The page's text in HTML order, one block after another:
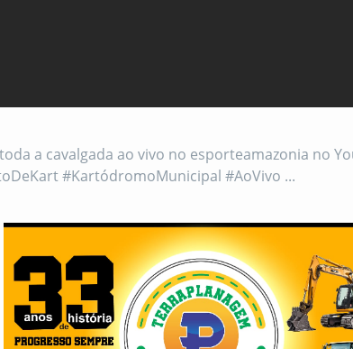
a cavalgada ao vivo no esporteamazonia no
#KartódromoMunicipal #AoVivo ...